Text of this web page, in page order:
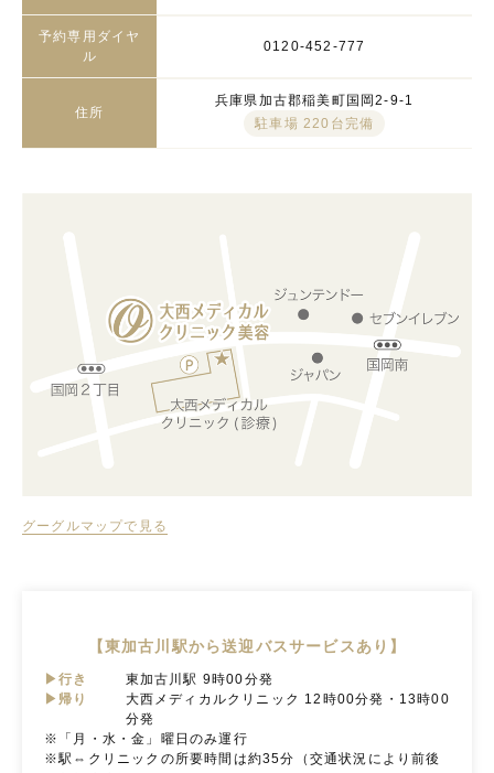
予約専用ダイヤ
ル
0120-452-777
住所
兵庫県加古郡稲美町国岡2-9-1
駐車場 220台完備
グーグルマップで見る
【東加古川駅から送迎バスサービスあり】
▶行き
東加古川駅 9時00分発
▶帰り
大西メディカルクリニック 12時00分発・13時00
分発
※「月・水・金」曜日のみ運行
※駅⇔クリニックの所要時間は約35分（交通状況により前後